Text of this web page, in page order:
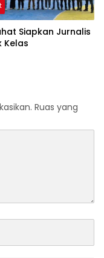
Siapkan Jurnalis
Kelas
Ruas yang